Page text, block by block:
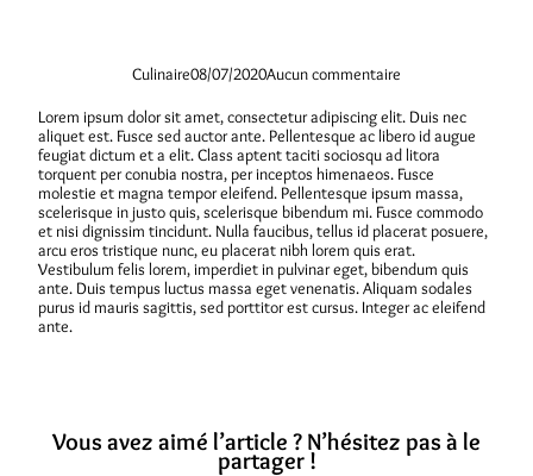
Culinaire08/07/2020Aucun commentaire
Lorem ipsum dolor sit amet, consectetur adipiscing elit. Duis nec
aliquet est. Fusce sed auctor ante. Pellentesque ac libero id augue
feugiat dictum et a elit. Class aptent taciti sociosqu ad litora
torquent per conubia nostra, per inceptos himenaeos. Fusce
molestie et magna tempor eleifend. Pellentesque ipsum massa,
scelerisque in justo quis, scelerisque bibendum mi. Fusce commodo
et nisi dignissim tincidunt. Nulla faucibus, tellus id placerat posuere,
arcu eros tristique nunc, eu placerat nibh lorem quis erat.
Vestibulum felis lorem, imperdiet in pulvinar eget, bibendum quis
ante. Duis tempus luctus massa eget venenatis. Aliquam sodales
purus id mauris sagittis, sed porttitor est cursus. Integer ac eleifend
ante.
Vous avez aimé l’article ? N’hésitez pas à le
partager !